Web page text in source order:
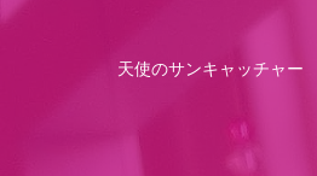
天使のサンキャッチャー